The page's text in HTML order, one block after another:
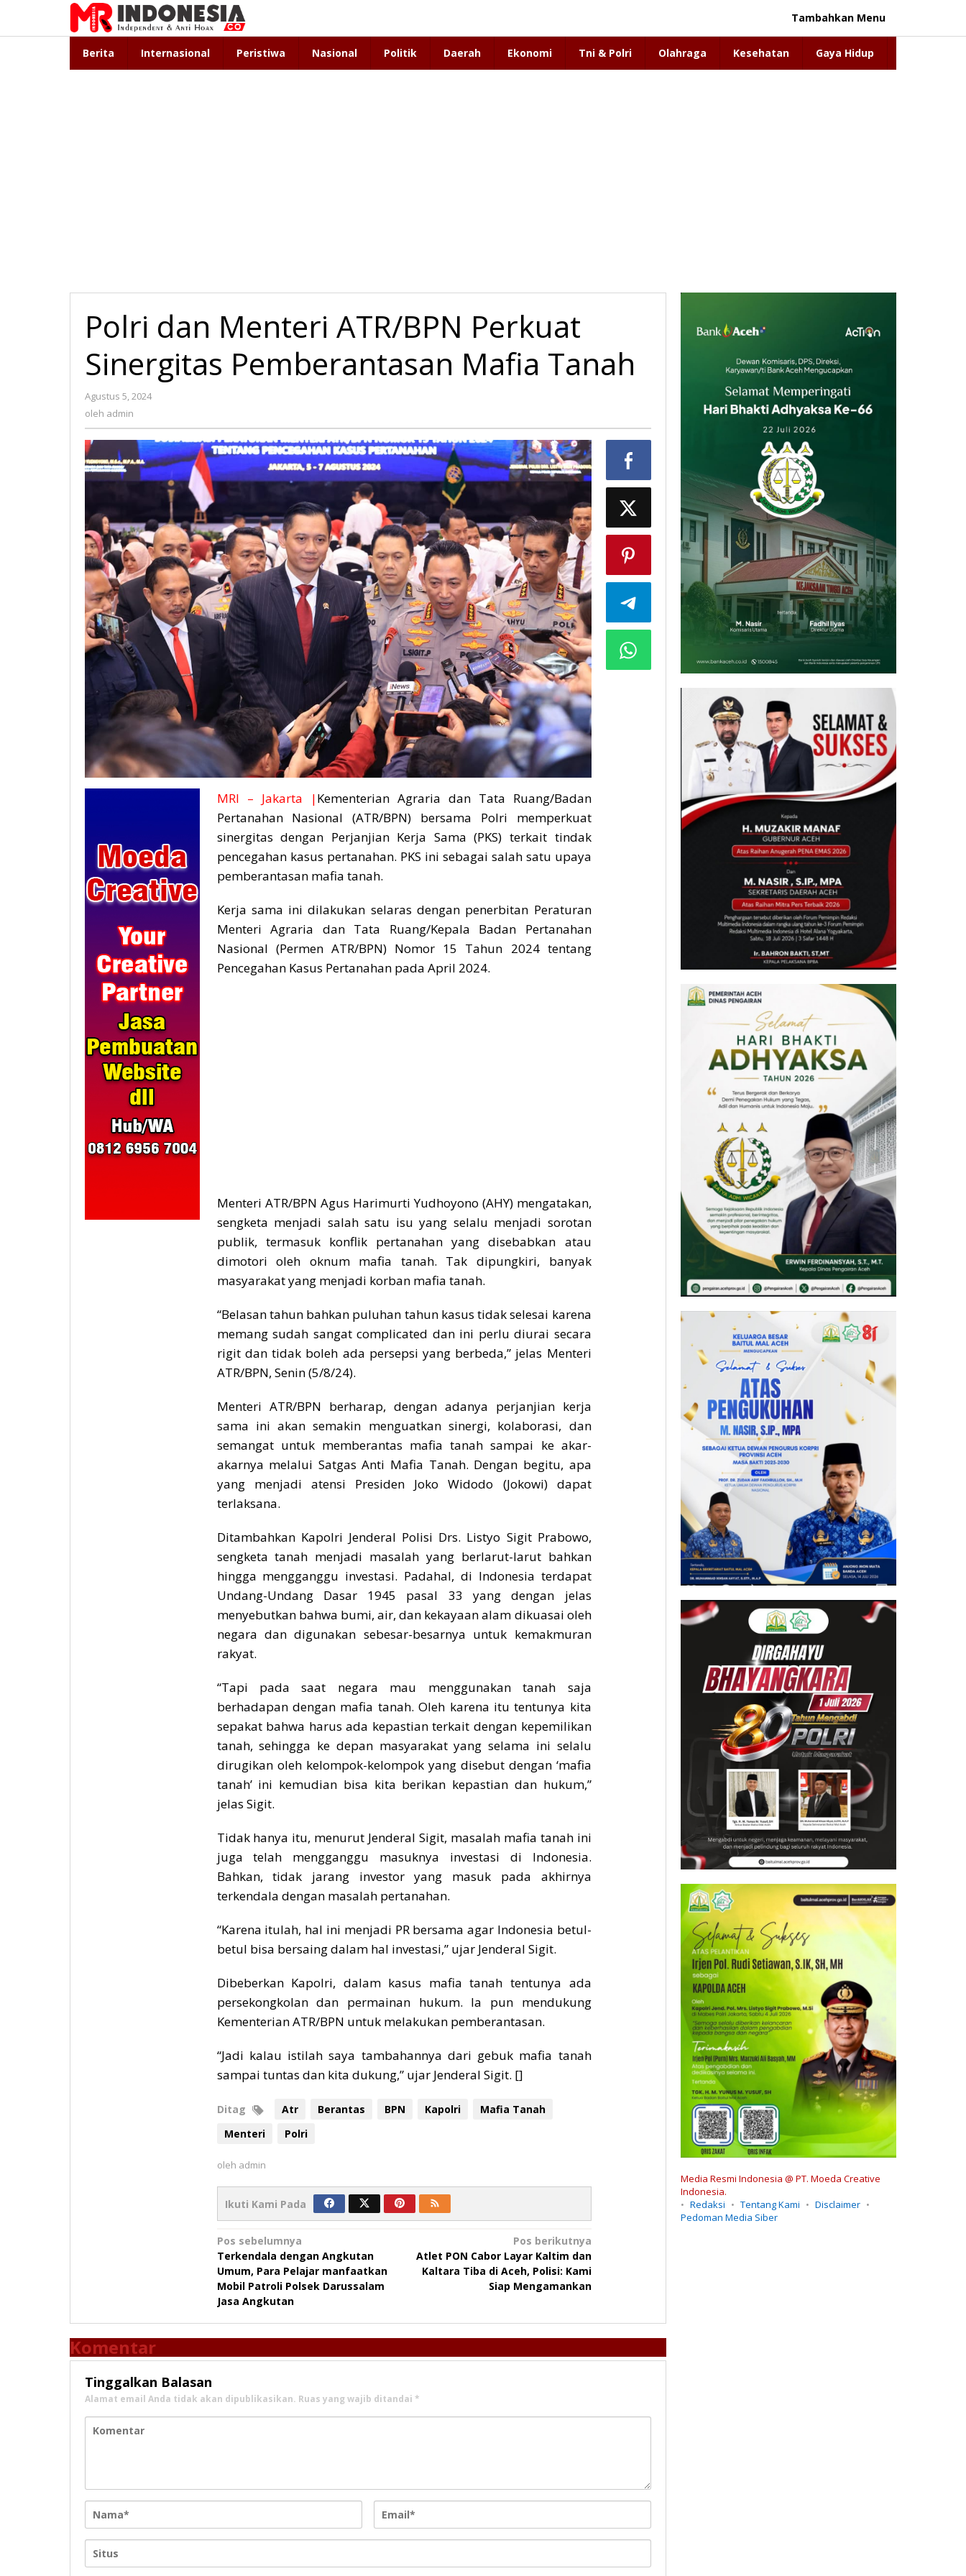
konten
Tambahkan Menu
Berita Internasional Peristiwa Nasional Politik Daerah Ekonomi Tni & Polri Olahraga Kesehatan Gaya Hidup
Polri dan Menteri ATR/BPN Perkuat
Sinergitas Pemberantasan Mafia Tanah
Agustus 5, 2024
oleh admin
MRI – Jakarta |Kementerian Agraria dan Tata Ruang/Badan
Pertanahan Nasional (ATR/BPN) bersama Polri memperkuat
sinergitas dengan Perjanjian Kerja Sama (PKS) terkait tindak
pencegahan kasus pertanahan. PKS ini sebagai salah satu upaya
pemberantasan mafia tanah.
Kerja sama ini dilakukan selaras dengan penerbitan Peraturan
Menteri Agraria dan Tata Ruang/Kepala Badan Pertanahan
Nasional (Permen ATR/BPN) Nomor 15 Tahun 2024 tentang
Pencegahan Kasus Pertanahan pada April 2024.
Menteri ATR/BPN Agus Harimurti Yudhoyono (AHY) mengatakan,
sengketa menjadi salah satu isu yang selalu menjadi sorotan
publik, termasuk konflik pertanahan yang disebabkan atau
dimotori oleh oknum mafia tanah. Tak dipungkiri, banyak
masyarakat yang menjadi korban mafia tanah.
“Belasan tahun bahkan puluhan tahun kasus tidak selesai karena
memang sudah sangat complicated dan ini perlu diurai secara
rigit dan tidak boleh ada persepsi yang berbeda,” jelas Menteri
ATR/BPN, Senin (5/8/24).
Menteri ATR/BPN berharap, dengan adanya perjanjian kerja
sama ini akan semakin menguatkan sinergi, kolaborasi, dan
semangat untuk memberantas mafia tanah sampai ke akar-
akarnya melalui Satgas Anti Mafia Tanah. Dengan begitu, apa
yang menjadi atensi Presiden Joko Widodo (Jokowi) dapat
terlaksana.
Ditambahkan Kapolri Jenderal Polisi Drs. Listyo Sigit Prabowo,
sengketa tanah menjadi masalah yang berlarut-larut bahkan
hingga mengganggu investasi. Padahal, di Indonesia terdapat
Undang-Undang Dasar 1945 pasal 33 yang dengan jelas
menyebutkan bahwa bumi, air, dan kekayaan alam dikuasai oleh
negara dan digunakan sebesar-besarnya untuk kemakmuran
rakyat.
“Tapi pada saat negara mau menggunakan tanah saja
berhadapan dengan mafia tanah. Oleh karena itu tentunya kita
sepakat bahwa harus ada kepastian terkait dengan kepemilikan
tanah, sehingga ke depan masyarakat yang selama ini selalu
dirugikan oleh kelompok-kelompok yang disebut dengan ‘mafia
tanah’ ini kemudian bisa kita berikan kepastian dan hukum,”
jelas Sigit.
Tidak hanya itu, menurut Jenderal Sigit, masalah mafia tanah ini
juga telah mengganggu masuknya investasi di Indonesia.
Bahkan, tidak jarang investor yang masuk pada akhirnya
terkendala dengan masalah pertanahan.
“Karena itulah, hal ini menjadi PR bersama agar Indonesia betul-
betul bisa bersaing dalam hal investasi,” ujar Jenderal Sigit.
Dibeberkan Kapolri, dalam kasus mafia tanah tentunya ada
persekongkolan dan permainan hukum. Ia pun mendukung
Kementerian ATR/BPN untuk melakukan pemberantasan.
“Jadi kalau istilah saya tambahannya dari gebuk mafia tanah
sampai tuntas dan kita dukung,” ujar Jenderal Sigit. []
Ditag Atr Berantas BPN Kapolri
Mafia Tanah
Menteri
Polri
oleh admin
Ikuti Kami Pada
Navigasi
pos
Pos sebelumnya
Terkendala dengan Angkutan
Umum, Para Pelajar manfaatkan
Mobil Patroli Polsek Darussalam
Jasa Angkutan
Pos berikutnya
Atlet PON Cabor Layar Kaltim dan
Kaltara Tiba di Aceh, Polisi: Kami
Siap Mengamankan
Komentar
Tinggalkan Balasan
Alamat email Anda tidak akan dipublikasikan. Ruas yang wajib ditandai *
Media Resmi Indonesia @ PT. Moeda Creative
Indonesia.
Redaksi
Tentang Kami
Disclaimer
Pedoman Media Siber